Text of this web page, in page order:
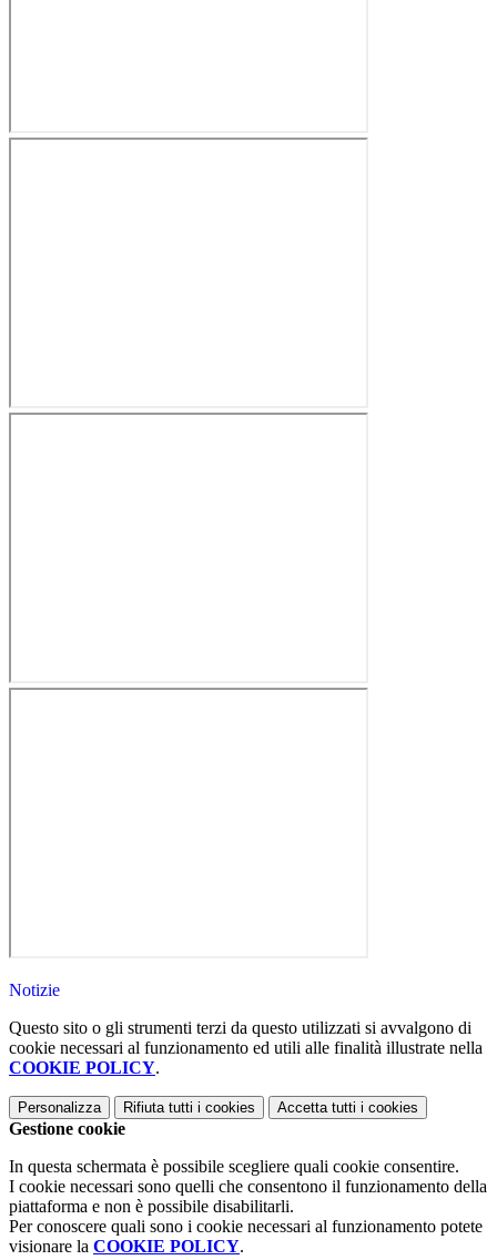
Notizie
Questo sito o gli strumenti terzi da questo utilizzati si avvalgono di
cookie necessari al funzionamento ed utili alle finalità illustrate nella
COOKIE POLICY.
Personalizza Rifiuta tutti i cookies Accetta tutti i cookies
Gestione cookie
In questa schermata è possibile scegliere quali cookie consentire.
I cookie necessari sono quelli che consentono il funzionamento della
piattaforma e non è possibile disabilitarli.
Per conoscere quali sono i cookie necessari al funzionamento potete
visionare la COOKIE POLICY.